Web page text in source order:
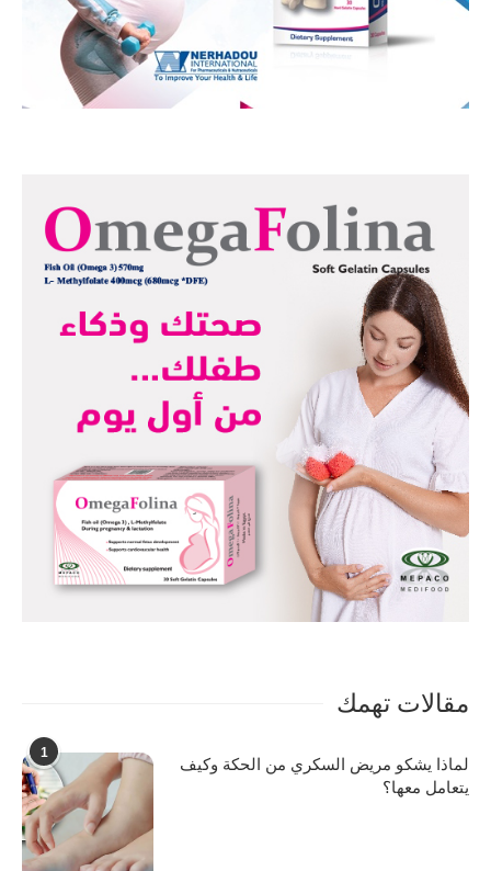
مقالات تهمك
1
لماذا يشكو مريض السكري من الحكة وكيف
يتعامل معها؟